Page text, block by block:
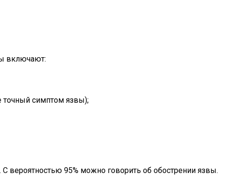
включают:
точный симптом язвы);
вероятностью 95% можно говорить об обострении язвы.